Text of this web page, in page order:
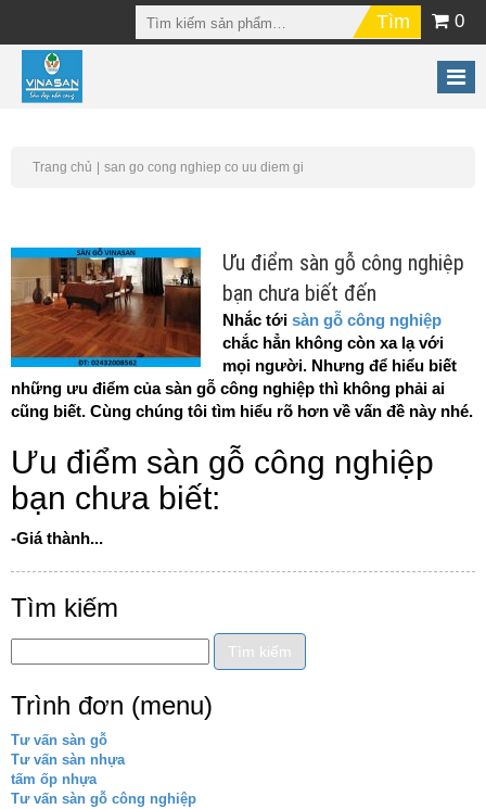
0
Trang chủ san go cong nghiep co uu diem gi
Ưu điểm sàn gỗ công nghiệp
bạn chưa biết đến
Nhắc tới sàn gỗ công nghiệp
chắc hẳn không còn xa lạ với
mọi người. Nhưng để hiểu biết
những ưu điểm của sàn gỗ công nghiệp thì không phải ai
cũng biết. Cùng chúng tôi tìm hiểu rõ hơn về vấn đề này nhé.
Ưu điểm sàn gỗ công nghiệp
bạn chưa biết:
-Giá thành...
Tìm kiếm
Trình đơn (menu)
Tư vấn sàn gỗ
Tư vấn sàn nhựa
tấm ốp nhựa
Tư vấn sàn gỗ công nghiệp